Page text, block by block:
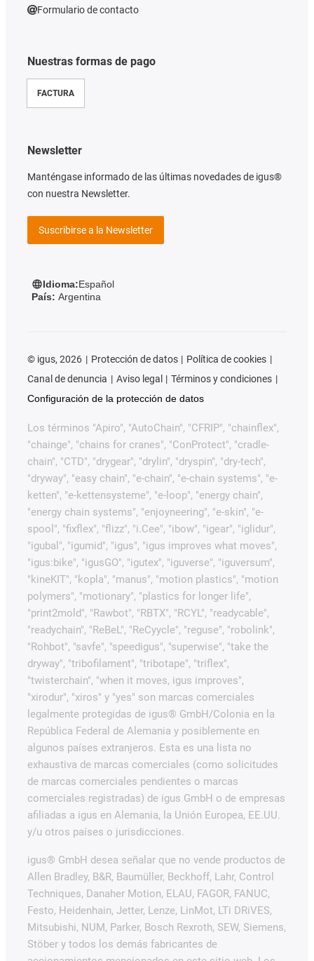
Nuestras formas de pago
FACTURA
Formulario de contacto
Newsletter
Manténgase informado de las últimas novedades de igus®
con nuestra Newsletter.
Suscribirse a la Newsletter
Idioma:Español
País: Argentina
© igus, 2026 Protección de datos
Política de cookies
Canal de denuncia
Aviso legal
Términos y condiciones
Configuración de la protección de datos
Los términos "Apiro", "AutoChain", "CFRIP", "chainflex",
"chainge", "chains for cranes", "ConProtect", "cradle-
chain", "CTD", "drygear", "drylin", "dryspin", "dry-tech",
"dryway", "easy chain", "e-chain", "e-chain systems", "e-
ketten", "e-kettensysteme", "e-loop", "energy chain",
"energy chain systems", "enjoyneering", "e-skin", "e-
spool", "fixflex", "flizz", "i.Cee", "ibow", "igear", "iglidur",
"igubal", "igumid", "igus", "igus improves what moves",
"igus:bike", "igusGO", "igutex", "iguverse", "iguversum",
"kineKIT", "kopla", "manus", "motion plastics", "motion
polymers", "motionary", "plastics for longer life",
"print2mold", "Rawbot", "RBTX", "RCYL", "readycable",
"readychain", "ReBeL", "ReCyycle", "reguse", "robolink",
"Rohbot", "savfe", "speedigus", "superwise", "take the
dryway", "tribofilament", "tribotape", "triflex",
"twisterchain", "when it moves, igus improves",
"xirodur", "xiros" y "yes" son marcas comerciales
legalmente protegidas de igus® GmbH/Colonia en la
República Federal de Alemania y posiblemente en
algunos países extranjeros. Esta es una lista no
exhaustiva de marcas comerciales (como solicitudes
de marcas comerciales pendientes o marcas
comerciales registradas) de igus GmbH o de empresas
afiliadas a igus en Alemania, la Unión Europea, EE.UU.
y/u otros países o jurisdicciones.
igus® GmbH desea señalar que no vende productos de
Allen Bradley, B&R, Baumüller, Beckhoff, Lahr, Control
Techniques, Danaher Motion, ELAU, FAGOR, FANUC,
Festo, Heidenhain, Jetter, Lenze, LinMot, LTi DRiVES,
Mitsubishi, NUM, Parker, Bosch Rexroth, SEW, Siemens,
Stöber y todos los demás fabricantes de